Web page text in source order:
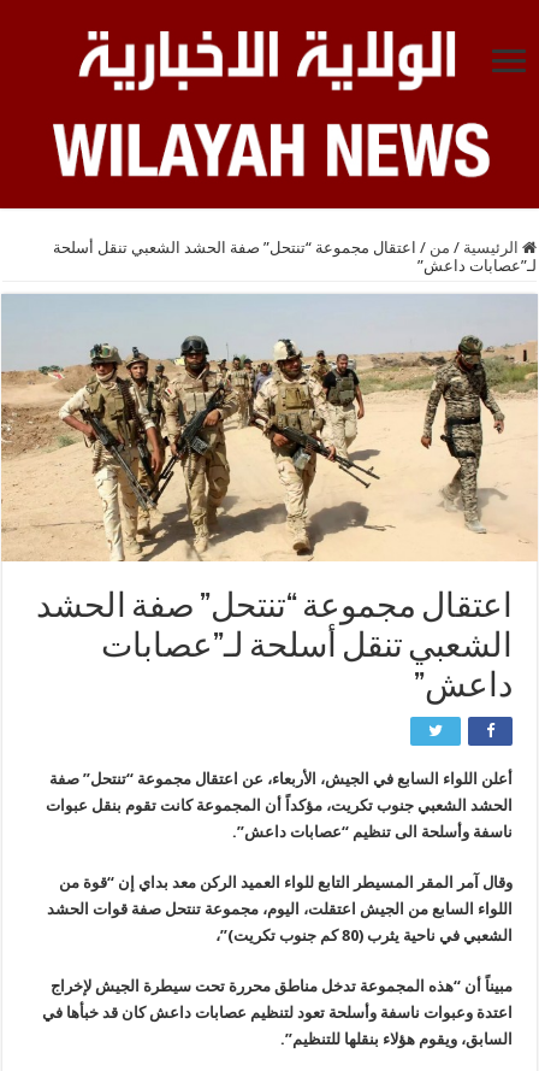
الرئيسية / من / اعتقال مجموعة “تنتحل” صفة الحشد الشعبي تنقل أسلحة
لـ”عصابات داعش”
اعتقال مجموعة “تنتحل” صفة الحشد
الشعبي تنقل أسلحة لـ”عصابات
داعش”
أعلن اللواء السابع في الجيش، الأربعاء، عن اعتقال مجموعة “تنتحل” صفة
الحشد الشعبي جنوب تكريت، مؤكداً أن المجموعة كانت تقوم بنقل عبوات
ناسفة وأسلحة الى تنظيم “عصابات داعش”.
وقال آمر المقر المسيطر التابع للواء العميد الركن معد بداي إن “قوة من
اللواء السابع من الجيش اعتقلت، اليوم، مجموعة تنتحل صفة قوات الحشد
الشعبي في ناحية يثرب (80 كم جنوب تكريت)”،
مبيناً أن “هذه المجموعة تدخل مناطق محررة تحت سيطرة الجيش لإخراج
اعتدة وعبوات ناسفة وأسلحة تعود لتنظيم عصابات داعش كان قد خبأها في
السابق، ويقوم هؤلاء بنقلها للتنظيم”.